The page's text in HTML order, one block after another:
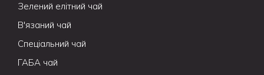
Зелений елітний чай
В'язаний чай
Спеціальний чай
ГАБА чай